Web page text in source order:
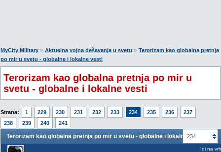
MyCity Military » Aktuelna vojna dešavanja u svetu » Terorizam kao globalna pretnja
po mir u svetu - globalne i lokalne vesti
Terorizam kao globalna pretnja po mir u
svetu - globalne i lokalne vesti
Strana: 1 229 230 231 232 233 234 235 236
237
238
239 240 241
234
Terorizam kao globalna pretnja po mir u svetu - globalne i lokalne vesti
Idi na vrh